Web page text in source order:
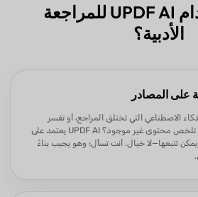
لماذا استخدام UPDF AI للمراجعة
الأدبية؟
على المصادر
الاصطناعي التي تختلق المراجع، أو تفسر
البيانات بشكل خاطئ، أو تلخص محتوى غير موجود؟ UPDF AI يعتمد على
تتبعها—لا خيال. أنت تسأل؛ وهو يجيب بناءً